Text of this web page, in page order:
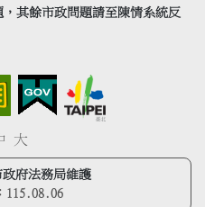
其餘市政問題請至陳情系統反
大
府法務局維護
115.08.06